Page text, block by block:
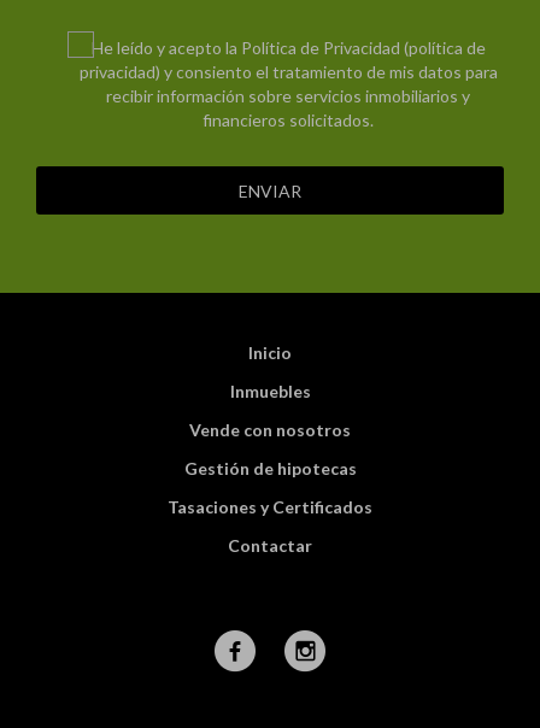
He leído y acepto la Política de Privacidad (política de
privacidad) y consiento el tratamiento de mis datos para
recibir información sobre servicios inmobiliarios y
financieros solicitados.
ENVIAR
Inicio
Inmuebles
Vende con nosotros
Gestión de hipotecas
Tasaciones y Certificados
Contactar